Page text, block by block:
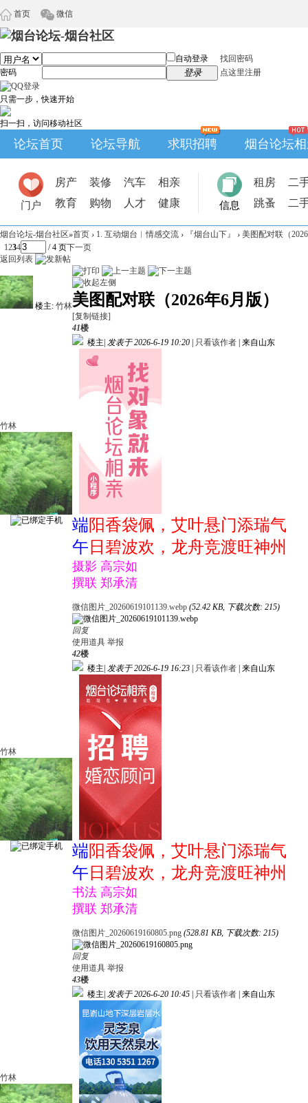
首页 微信
自动登录
找回密码
密码
登录 点这里注册
只需一步，快速开始
扫一扫，访问移动社区
论坛首页 论坛导航 求职招聘 烟台论坛
门户
房产 装修 汽车
相亲
教育
购物 人才 健康 信息
租房
二
跳蚤
二
烟台论坛-烟台社区»首页 › 1. 互动烟台︱情感交流 › 『烟台山下』 › 美图配对联（
1234 / 4 页下一页
返回列表
楼主: 竹林美图配对联（2026年6月版）
[复制链接]
竹林
41楼
楼主 发表于 2026-6-19 10:20 只看该作者 来自山东
端阳香袋佩，艾叶悬门添瑞气
午 日碧波欢，龙舟竞渡旺神州
摄影 高宗如
撰联 郑承清
微信图片_20260619101139.webp (52.42 KB, 下载次数: 215)
回复
使用道具 举报
竹林
42楼
楼主 发表于 2026-6-19 16:23 只看该作者 来自山东
端阳香袋佩，艾叶悬门添瑞气
午 日碧波欢，龙舟竞渡旺神州
书法 高宗如
撰联 郑承清
微信图片_20260619160805.png (528.81 KB, 下载次数: 215)
回复
使用道具 举报
竹林
43楼
楼主 发表于 2026-6-20 10:45 只看该作者 来自山东